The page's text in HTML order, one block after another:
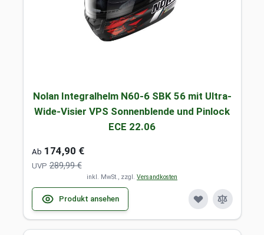
Nolan Integralhelm N60-6 SBK 56 mit Ultra-
Wide-Visier VPS Sonnenblende und Pinlock
ECE 22.06
Ab 174,90 €
UVP 289,99 €
inkl. MwSt., zzgl. Versandkosten
Produkt ansehen